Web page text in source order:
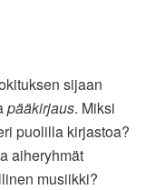
sijaan
pääkirjaus. Miksi
puolilla kirjastoa?
aiheryhmät
musiikki?